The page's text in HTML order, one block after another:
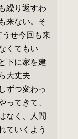
繰り返すわ
来ない。そ
うせ今回も来
くてもい
下に家を建
大丈夫
ずつ変わっ
ってきて、
なく、人間
ていくよう